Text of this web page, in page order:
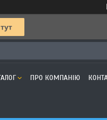
ПРО КОМПАНІЮ